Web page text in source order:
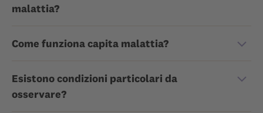
malattia?
Come funziona capita malattia?
Esistono condizioni particolari da
osservare?